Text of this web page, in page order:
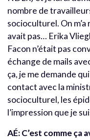
nombre de
socioculturel. On m’a
avait pas… Erika
Facon n’était pas
échange de mails
ça, je me demande
contact avec la
socioculturel, les
l’impression que je
AÉ: C’est comme ça